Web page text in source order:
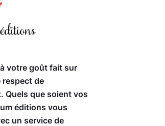
votre goût fait sur
respect de
Quels que soient vos
éditions vous
un service de